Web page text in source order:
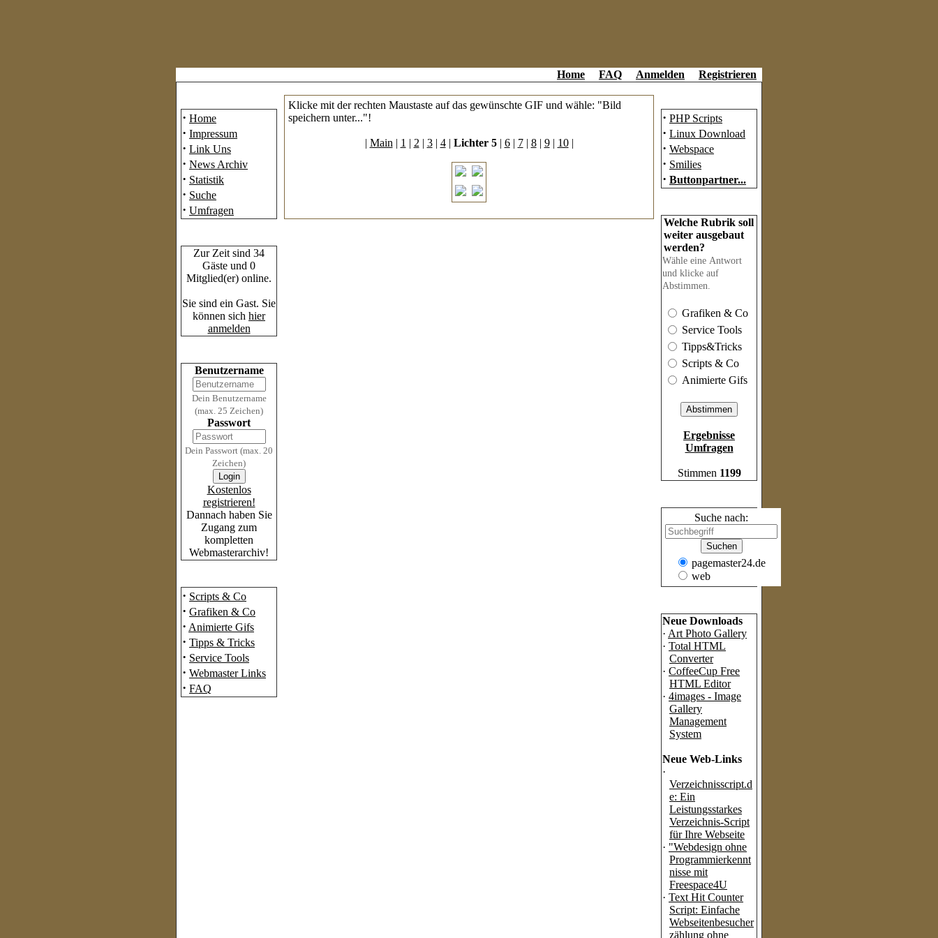
Home FAQ Anmelden Registrieren
· Home
· Impressum
· Link Uns
· News Archiv
· Statistik
· Suche
· Umfragen
Zur Zeit sind 34
Gäste und 0
Mitglied(er) online.
Sie sind ein Gast. Sie
können sich hier
anmelden
Benutzername
Dein Benutzername
(max. 25 Zeichen)
Passwort
Dein Passwort (max. 20
Zeichen)
Kostenlos
registrieren!
Dannach haben Sie
Zugang zum
kompletten
Webmasterarchiv!
· Scripts & Co
· Grafiken & Co
· Animierte Gifs
· Tipps & Tricks
· Service Tools
· Webmaster Links
· FAQ
Klicke mit der rechten Maustaste auf das gewünschte GIF und wähle: "Bild
speichern unter..."!
| Main | 1 | 2 | 3| 4| Lichter 5| 6| 7| 8| 9| 10|
· PHP Scripts
· Linux Download
· Webspace
· Smilies
· Buttonpartner...
Welche Rubrik soll
weiter ausgebaut
werden?
Wähle eine Antwort
und klicke auf
Abstimmen.
Grafiken & Co
Service Tools
Tipps&Tricks
Scripts & Co
Animierte Gifs
Ergebnisse
Umfragen
Stimmen 1199
Suche nach:
pagemaster24.de
web
Neue Downloads
· Art Photo Gallery
· Total HTML
Converter
· CoffeeCup Free
HTML Editor
· 4images - Image
Gallery
Management
System
Neue Web-Links
·
Verzeichnisscript.d
e: Ein
Leistungsstarkes
Verzeichnis-Script
für Ihre Webseite
· "Webdesign ohne
Programmierkennt
nisse mit
Freespace4U
· Text Hit Counter
Script: Einfache
Webseitenbesucher
zählung ohne